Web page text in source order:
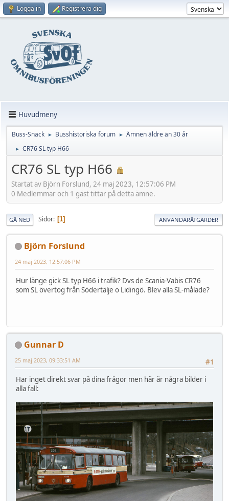
Logga in Registrera dig
Huvudmeny
Buss-Snack ► Busshistoriska forum ► Ämnen äldre än 30 år
► CR76 SL typ H66
CR76 SL typ H66
Startat av Björn Forslund, 24 maj 2023, 12:57:06 PM
0 Medlemmar och 1 gäst tittar på detta ämne.
GÅ NED Sidor 1 ANVÄNDARÅTGÄRDER
Björn Forslund
24 maj 2023, 12:57:06 PM
Hur länge gick SL typ H66 i trafik? Dvs de Scania-Vabis CR76
som SL övertog från Södertälje o Lidingö. Blev alla SL-målade?
Gunnar D
#1
25 maj 2023, 09:33:51 AM
Har inget direkt svar på dina frågor men här är några bilder i
alla fall: